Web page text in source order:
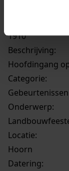
1910
Beschrijving:
Hoofdingang
Categorie:
Gebeurtenissen
Onderwerp:
Locatie:
Hoorn
Datering: